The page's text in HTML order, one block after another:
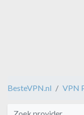
BesteVPN.nl VPN